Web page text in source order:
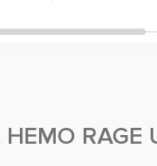
RAGE